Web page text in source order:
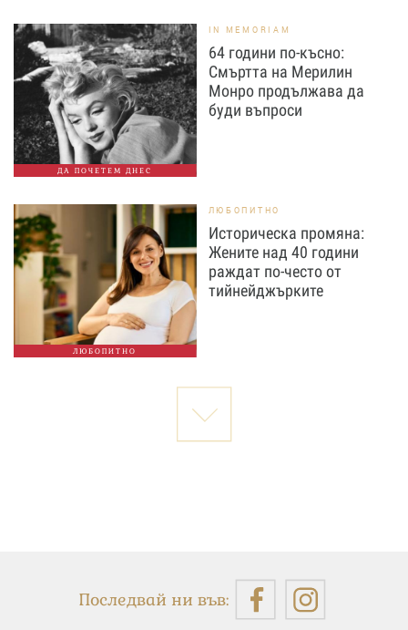
ДА ПОЧЕТЕМ ДНЕС
IN MEMORIAM
64 години по-късно:
Смъртта на Мерилин
Монро продължава да
буди въпроси
ЛЮБОПИТНО
ЛЮБОПИТНО
Историческа промяна:
Жените над 40 години
раждат по-често от
тийнейджърките
Последвай ни във: